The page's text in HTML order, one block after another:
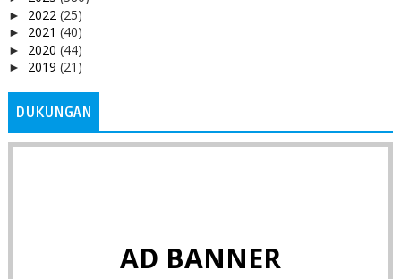
► 2022 (25)
► 2021 (40)
► 2020 (44)
► 2019 (21)
DUKUNGAN
AD BANNER